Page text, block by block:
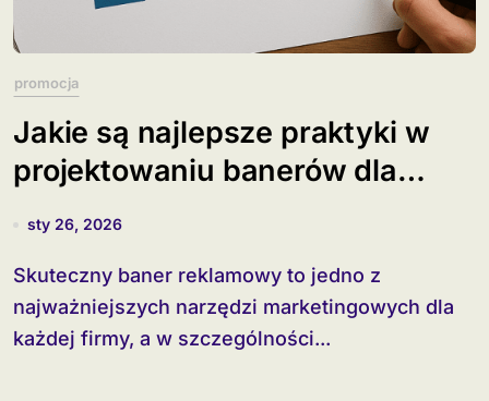
promocja
Jakie są najlepsze praktyki w
projektowaniu banerów dla
startupów?
sty 26, 2026
Skuteczny baner reklamowy to jedno z
najważniejszych narzędzi marketingowych dla
każdej firmy, a w szczególności...